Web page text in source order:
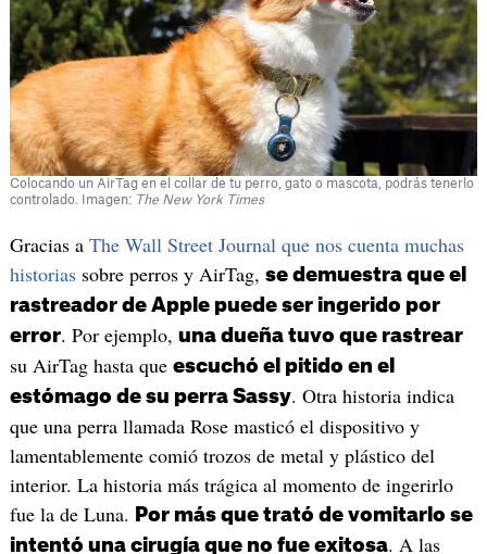
Colocando un AirTag en el collar de tu perro, gato o mascota, podrás tenerlo
controlado. Imagen: The New York Times
Gracias a The Wall Street Journal que nos cuenta muchas
historiassobre perros y AirTag, se demuestra que el
rastreador de Apple puede ser ingerido por
error. Por ejemplo, una dueña tuvo que rastrear
su AirTag hasta que escuchó el pitido en el
estómago de su perra Sassy. Otra historia indica
que una perra llamada Rose masticó el dispositivo y
lamentablemente comió trozos de metal y plástico del
interior. La historia más trágica al momento de ingerirlo
fue la de Luna.
Por más que trató de vomitarlo se
intentó una cirugía que no fue exitosa. A las